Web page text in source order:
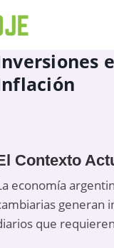
Contexto
economía
generan
que